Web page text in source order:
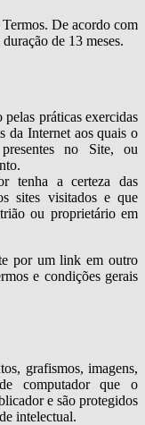
De acordo com
de 13 meses.
práticas exercidas
da Internet aos quais o
no Site, ou
tenha a certeza das
sites visitados e que
ou proprietário em
por um link em outro
e condições gerais
grafismos, imagens,
computador que o
e são protegidos
intelectual.